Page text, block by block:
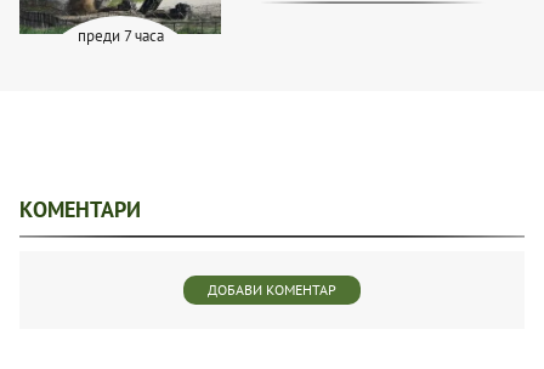
преди 7 часа
КОМЕНТАРИ
ДОБАВИ КОМЕНТАР